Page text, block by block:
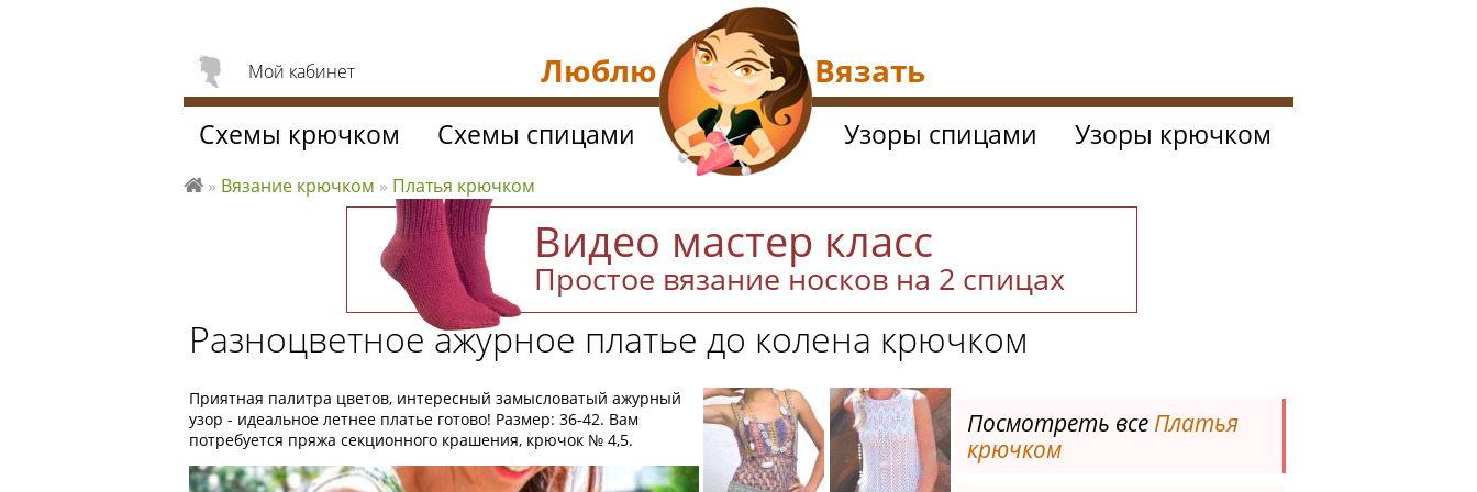
Видео мастер класс
Простое вязание носков на 2 спицах
Разноцветное ажурное платье до колена крючком
Приятная палитра цветов, интересный замысловатый ажурный
узор - идеальное летнее платье готово! Размер: 36-42. Вам
потребуется пряжа секционного крашения, крючок № 4,5.
Посмотреть все Платья
крючком
Мой кабинет
Схемы крючком Схемы спицами Узоры спицами Узоры крючком
вя
ть
» Вязание крючком » Платья крючком
Люблю Вязать